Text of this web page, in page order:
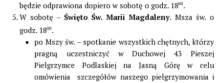
będzie odprawiona dopiero w sobotę o godz. 1800.
W sobotę – Święto Św. Marii Magdaleny. Msza św. o
godz. 1800.
po Mszy św. – spotkanie wszystkich chętnych, którzy
pragną uczestniczyć w Duchowej 43 Pieszej
Pielgrzymce Podlaskiej na Jasną Górę w celu
omówienia szczegółów naszego pielgrzymowania i